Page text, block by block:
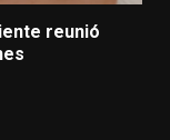
reunió